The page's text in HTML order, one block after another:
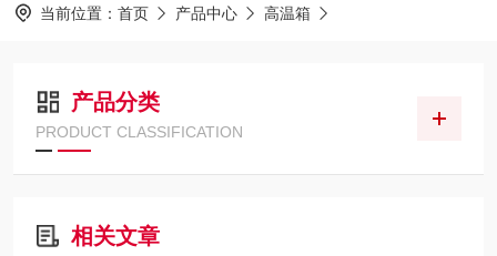
当前位置： 首页 产品中心 高温箱
产品分类
PRODUCT CLASSIFICATION
相关文章